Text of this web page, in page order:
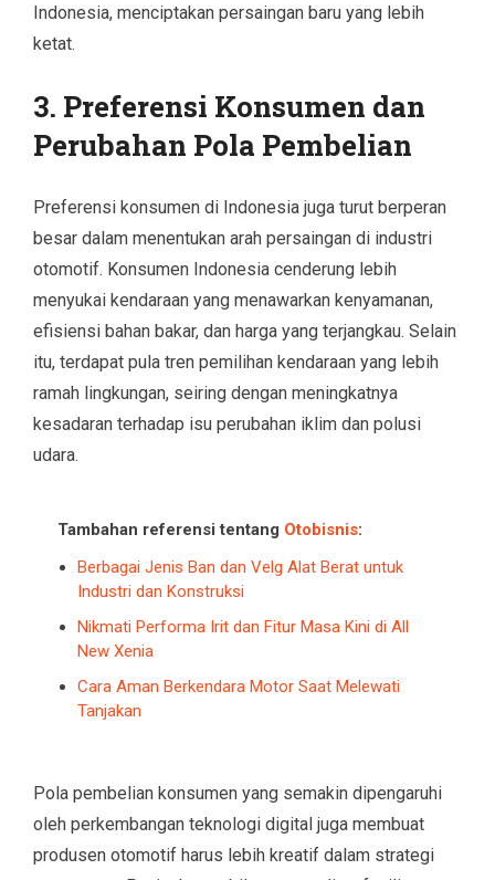
Indonesia, menciptakan persaingan baru yang lebih
ketat.
3. Preferensi Konsumen dan
Perubahan Pola Pembelian
Preferensi konsumen di Indonesia juga turut berperan
besar dalam menentukan arah persaingan di industri
otomotif. Konsumen Indonesia cenderung lebih
menyukai kendaraan yang menawarkan kenyamanan,
efisiensi bahan bakar, dan harga yang terjangkau. Selain
itu, terdapat pula tren pemilihan kendaraan yang lebih
ramah lingkungan, seiring dengan meningkatnya
kesadaran terhadap isu perubahan iklim dan polusi
udara.
Tambahan referensi tentang Otobisnis:
Berbagai Jenis Ban dan Velg Alat Berat untuk
Industri dan Konstruksi
Nikmati Performa Irit dan Fitur Masa Kini di All
New Xenia
Cara Aman Berkendara Motor Saat Melewati
Tanjakan
Pola pembelian konsumen yang semakin dipengaruhi
oleh perkembangan teknologi digital juga membuat
produsen otomotif harus lebih kreatif dalam strategi